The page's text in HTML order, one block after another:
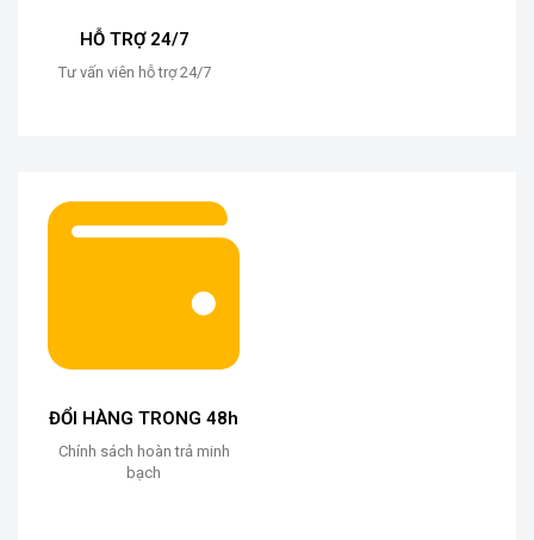
HỖ TRỢ 24/7
Tư vấn viên hỗ trợ 24/7
ĐỔI HÀNG TRONG 48h
Chính sách hoàn trả minh
bạch